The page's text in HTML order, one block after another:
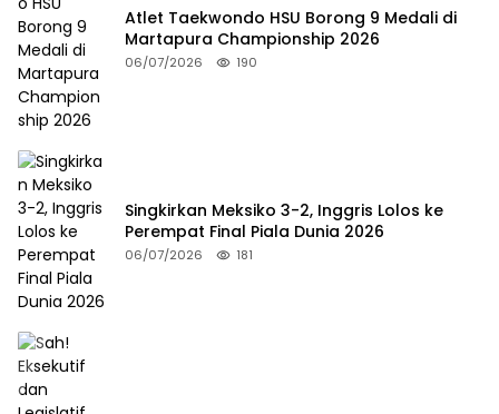
Atlet Taekwondo HSU Borong 9 Medali di
Martapura Championship 2026
06/07/2026 190
Singkirkan Meksiko 3-2, Inggris Lolos ke
Perempat Final Piala Dunia 2026
06/07/2026 181